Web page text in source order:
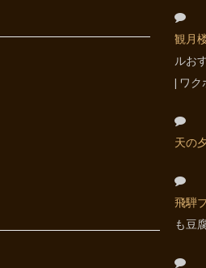
観月
ルお
| ワク
天の
飛騨
も豆